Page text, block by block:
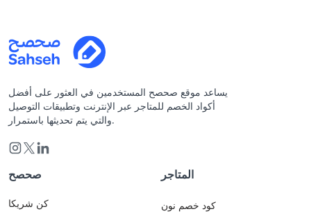
يساعد موقع صحصح المستخدمين في العثور على أفضل
أكواد الخصم للمتاجر عبر الإنترنت وتطبيقات التوصيل
والتي يتم تحديثها باستمرار.
صحصح
كن شريكا
المتاجر
كود خصم نون